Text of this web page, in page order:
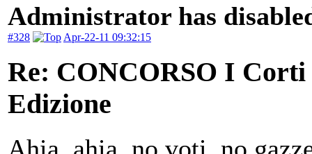
Administrator has
#328 Apr-22-11 09:32:15
Re: CONCORSO I
Edizione